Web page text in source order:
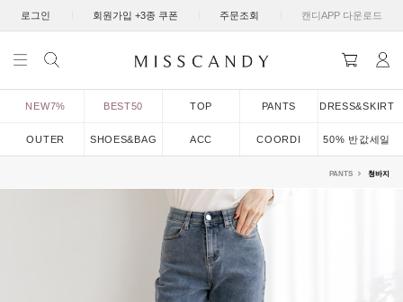
로그인 회원가입 +3종 쿠폰 주문조회 캔디APP 다운로드
NEW7% BEST50 TOP PANTS DRESS&SKIRT
OUTER SHOES&BAG ACC COORDI 50% 반값세일
PANTS 청바지